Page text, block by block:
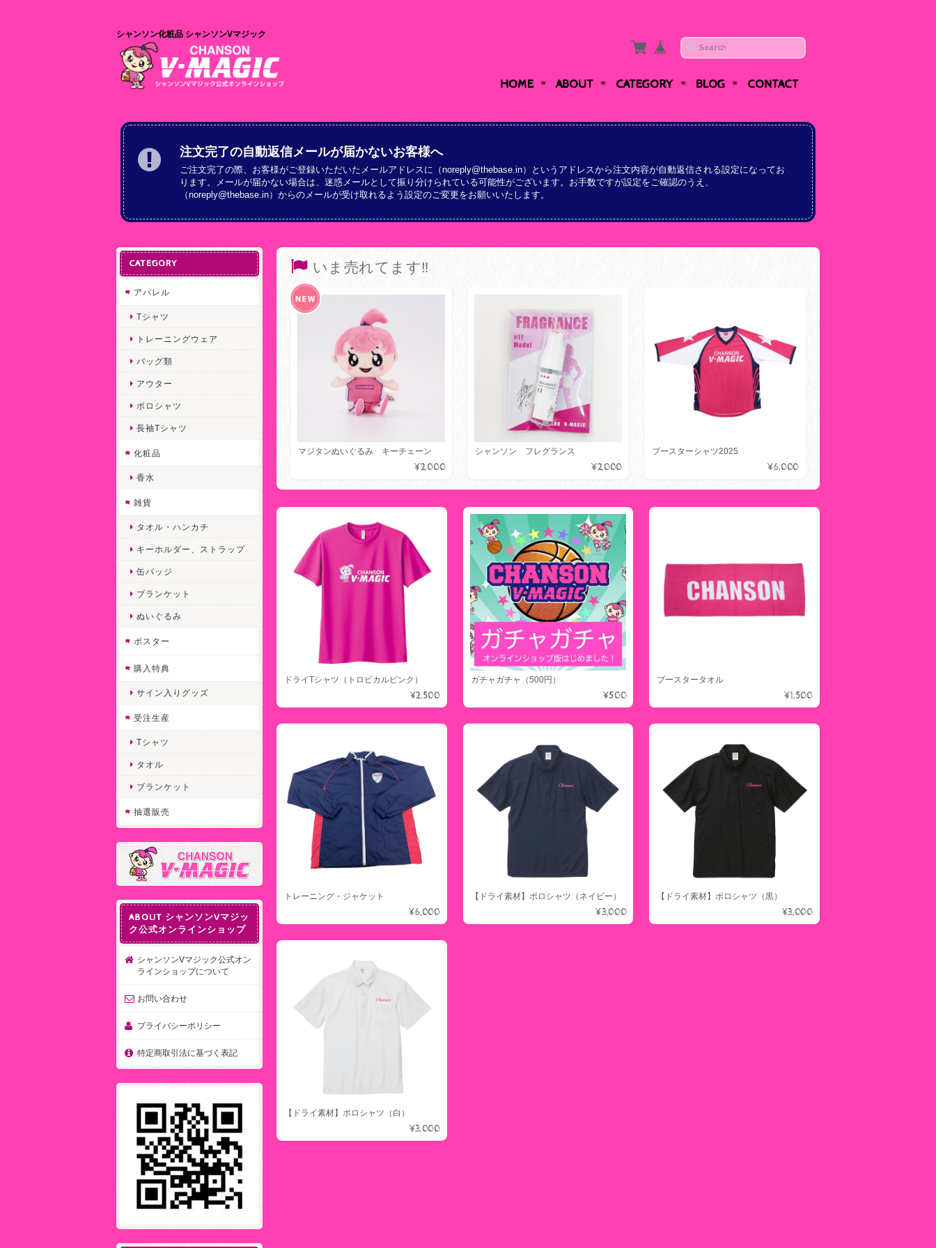
シャンソン化粧品 シャンソンVマジック
HOME ABOUT CATEGORY BLOG CONTACT
注文完了の自動返信メールが届かないお客様へ
ご注文完了の際、お客様がご登録いただいたメールアドレスに（noreply@thebase.in）というアドレスから注文内容が自動返信される設定になってお
ります。メールが届かない場合は、迷惑メールとして振り分けられている可能性がございます。お手数ですが設定をご確認のうえ、
（noreply@thebase.in）からのメールが受け取れるよう設定のご変更をお願いいたします。
いま売れてます‼️
マジタンぬいぐるみ キーチェーン
¥2,000
シャンソン フレグランス
¥2,000
ブースターシャツ2025
¥6,000
ドライTシャツ（トロピカルピンク）
¥2,500
ガチャガチャ（500円）
¥500
ブースタータオル
¥1,500
トレーニング・ジャケット
¥6,000
【ドライ素材】ポロシャツ（ネイビー）
¥3,000
【ドライ素材】ポロシャツ（黒）
¥3,000
【ドライ素材】ポロシャツ（白）
¥3,000
CATEGORY
アパレル
Tシャツ
トレーニングウェア
バッグ類
アウター
ポロシャツ
長袖Tシャツ
化粧品
香水
雑貨
タオル・ハンカチ
キーホルダー、ストラップ
缶バッジ
ブランケット
ぬいぐるみ
ポスター
購入特典
サイン入りグッズ
受注生産
Tシャツ
タオル
ブランケット
抽選販売
ABOUT シャンソンVマジッ
ク公式オンラインショップ
シャンソンVマジック公式オン
ラインショップについて
お問い合わせ
プライバシーポリシー
特定商取引法に基づく表記